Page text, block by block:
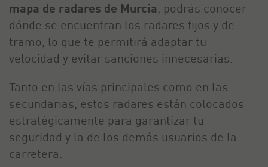
mapa de radares de Murcia, podrás conocer
dónde se encuentran los radares fijos y de
tramo, lo que te permitirá adaptar tu
velocidad y evitar sanciones innecesarias.
Tanto en las vías principales como en las
secundarias, estos radares están colocados
estratégicamente para garantizar tu
seguridad y la de los demás usuarios de la
carretera.